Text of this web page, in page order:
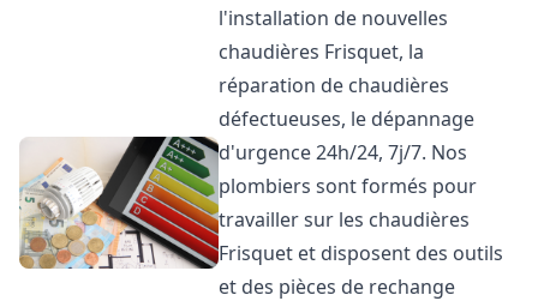
l'installation de nouvelles
chaudières Frisquet, la
réparation de chaudières
défectueuses, le dépannage
d'urgence 24h/24, 7j/7. Nos
plombiers sont formés pour
travailler sur les chaudières
Frisquet et disposent des outils
et des pièces de rechange